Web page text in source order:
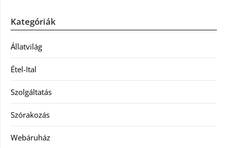
Kategóriák
Állatvilág
Étel-Ital
Szolgáltatás
Szórakozás
Webáruház